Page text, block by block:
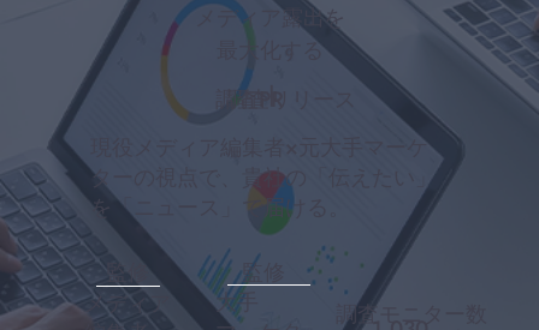
現役メディア編集者×元大手マーケ
ターの視点で、貴社の「伝えたい」
を「ニュース」で届ける。
調査モニター数
大手
監修
メディア
監修
調査PR
調査リリース
する
メディア露出を